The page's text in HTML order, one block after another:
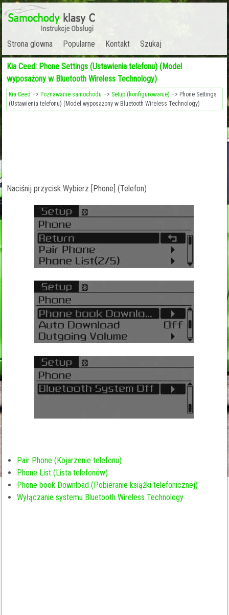
Strona glowna Popularne Kontakt Szukaj
Kia Ceed: Phone Settings (Ustawienia telefonu) (Model
wyposażony w Bluetooth Wireless Technology)
Kia Ceed –> Poznawanie samochodu –> Setup (konfigurowanie) –> Phone Settings
(Ustawienia telefonu) (Model wyposażony w Bluetooth Wireless Technology)
Naciśnij przycisk Wybierz [Phone] (Telefon)
Pair Phone (Kojarzenie telefonu)
Phone List (Lista telefonów)
Phone book Download (Pobieranie książki telefonicznej)
Wyłączanie systemu Bluetooth Wireless Technology